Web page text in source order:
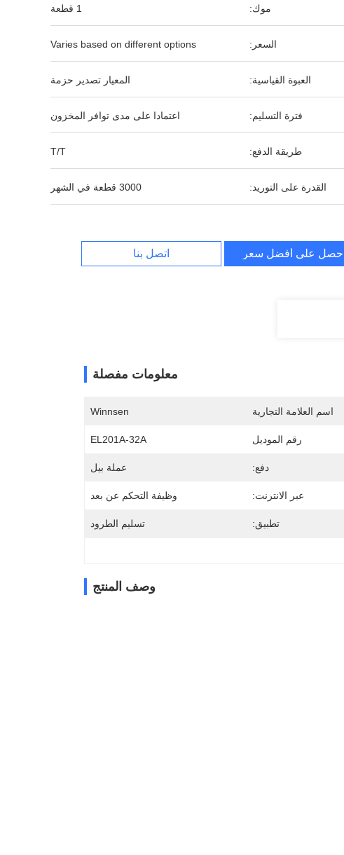
موك: 1 قطعة
السعر: Varies based on different options
العبوة القياسية: المعيار تصدير حزمة
فترة التسليم: اعتمادا على مدى توافر المخزون
طريقة الدفع: T/T
القدرة على التوريد: 3000 قطعة في الشهر
احصل على أفضل سعر اتصل بنا
معلومات مفصلة
اسم العلامة التجارية Winnsen
رقم الموديل EL201A-32A
دفع: عملة بيل
عبر الانترنت: وظيفة التحكم عن بعد
تطبيق: تسليم الطرود
وصف المنتج